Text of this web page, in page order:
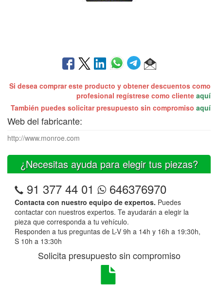
Si desea comprar este producto y obtener descuentos como
profesional regístrese como cliente aquí
También puedes solicitar presupuesto sin compromiso aquí
Web del fabricante:
http://www.monroe.com
¿Necesitas ayuda para elegir tus piezas?
91 377 44 01 646376970
Contacta con nuestro equipo de expertos. Puedes
contactar con nuestros expertos. Te ayudarán a elegir la
pieza que corresponda a tu vehículo.
Responden a tus preguntas de L-V 9h a 14h y 16h a 19:30h,
S 10h a 13:30h
Solicita presupuesto sin compromiso